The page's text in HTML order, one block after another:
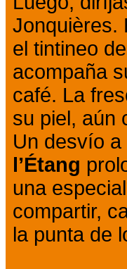
Jonquières.
el tintineo
acompaña
café. La
su piel, aún
Un desvío a
l’Étang
una
compartir,
la punta de